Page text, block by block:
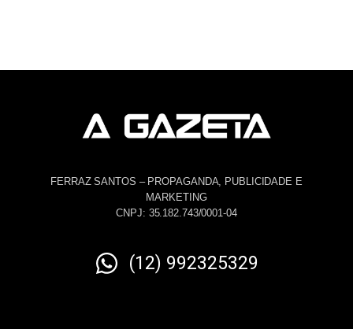
FERRAZ SANTOS – PROPAGANDA, PUBLICIDADE E
MARKETING
CNPJ: 35.182.743/0001-04
(12) 992325329